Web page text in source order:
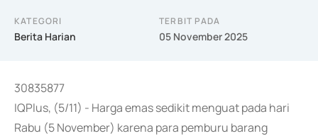
KATEGORI
Berita Harian
TERBIT PADA
05 November 2025
30835877
IQPlus, (5/11) - Harga emas sedikit menguat pada hari
Rabu (5 November) karena para pemburu barang